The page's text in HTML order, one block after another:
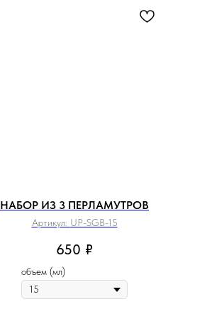
НАБОР ИЗ 3 ПЕРЛАМУТРОВ
Артикул: UP-SGB-15
650 ₽
объем (мл)